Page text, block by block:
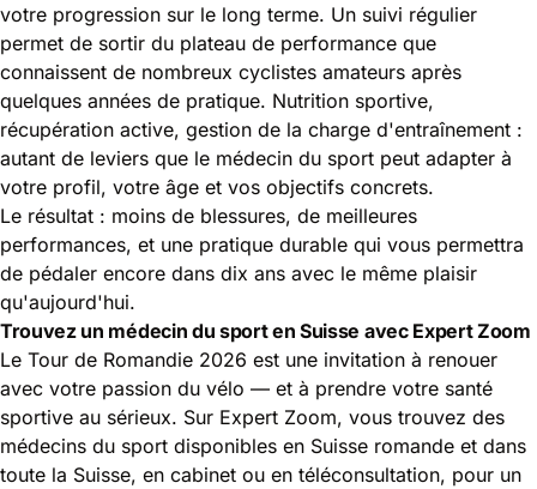
votre progression sur le long terme. Un suivi régulier
permet de sortir du plateau de performance que
connaissent de nombreux cyclistes amateurs après
quelques années de pratique. Nutrition sportive,
récupération active, gestion de la charge d'entraînement :
autant de leviers que le médecin du sport peut adapter à
votre profil, votre âge et vos objectifs concrets.
Le résultat : moins de blessures, de meilleures
performances, et une pratique durable qui vous permettra
de pédaler encore dans dix ans avec le même plaisir
qu'aujourd'hui.
Trouvez un médecin du sport en Suisse avec Expert Zoom
Le Tour de Romandie 2026 est une invitation à renouer
avec votre passion du vélo — et à prendre votre santé
sportive au sérieux. Sur Expert Zoom, vous trouvez des
médecins du sport disponibles en Suisse romande et dans
toute la Suisse, en cabinet ou en téléconsultation, pour un